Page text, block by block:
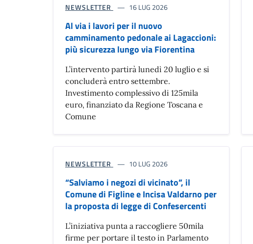
NEWSLETTER 16 LUG 2026
Al via i lavori per il nuovo
camminamento pedonale ai Lagaccioni:
più sicurezza lungo via Fiorentina
L’intervento partirà lunedì 20 luglio e si
concluderà entro settembre.
Investimento complessivo di 125mila
euro, finanziato da Regione Toscana e
Comune
NEWSLETTER 10 LUG 2026
“Salviamo i negozi di vicinato”, il
Comune di Figline e Incisa Valdarno per
la proposta di legge di Confesercenti
L’iniziativa punta a raccogliere 50mila
firme per portare il testo in Parlamento